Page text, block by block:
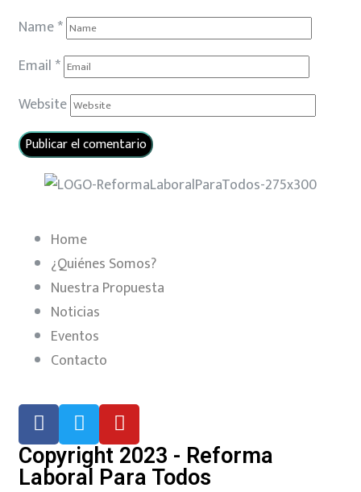
Name*
Email *
Website
Home
¿Quiénes Somos?
Nuestra Propuesta
Noticias
Eventos
Contacto
Copyright 2023 - Reforma
Laboral Para Todos